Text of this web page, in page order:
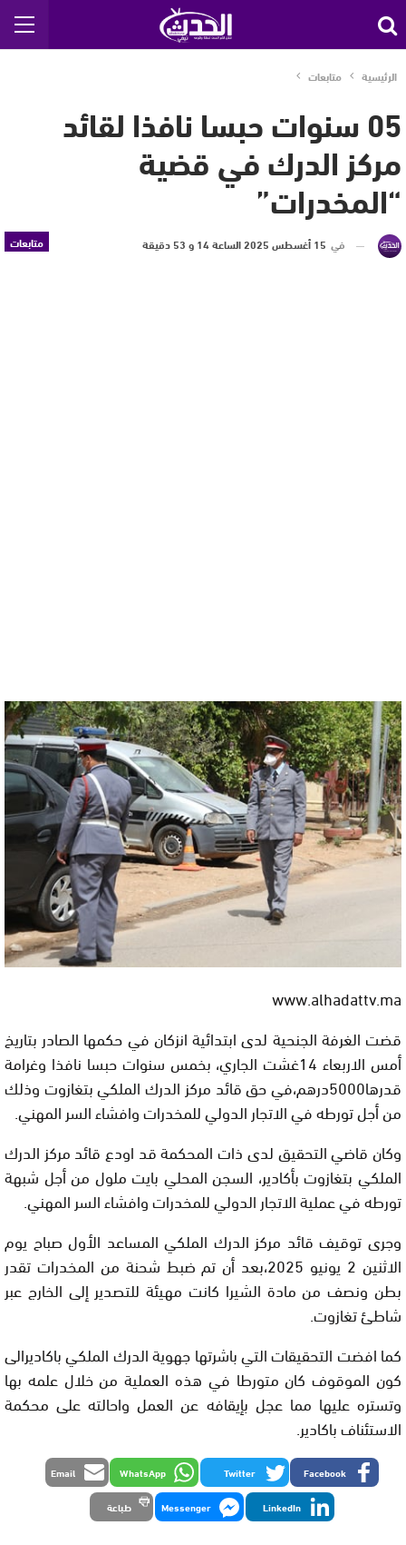
الرئيسية متابعات
05 سنوات حبسا نافذا لقائد
مركز الدرك في قضية
“المخدرات”
متابعات في 15 أغسطس 2025 الساعة 14 و 53 دقيقة
www.alhadattv.ma
قضت الغرفة الجنحية لدى ابتدائية انزكان في حكمها الصادر بتاريخ
أمس الاربعاء 14غشت الجاري، بخمس سنوات حبسا نافذا وغرامة
قدرها5000درهم،في حق قائد مركز الدرك الملكي بتغازوت وذلك
من أجل تورطه في الاتجار الدولي للمخدرات وافشاء السر المهني.
وكان قاضي التحقيق لدى ذات المحكمة قد اودع قائد مركز الدرك
الملكي بتغازوت بأكادير، السجن المحلي بايت ملول من أجل شبهة
تورطه في عملية الاتجار الدولي للمخدرات وافشاء السر المهني.
وجرى توقيف قائد مركز الدرك الملكي المساعد الأول صباح يوم
الاثنين 2 يونيو 2025،بعد أن تم ضبط شحنة من المخدرات تقدر
بطن ونصف من مادة الشيرا كانت مهيئة للتصدير إلى الخارج عبر
شاطئ تغازوت.
كما افضت التحقيقات التي باشرتها جهوية الدرك الملكي باكاديرالى
كون الموقوف كان متورطا في هذه العملية من خلال علمه بها
وتستره عليها مما عجل بإيقافه عن العمل واحالته على محكمة
الاستئناف باكادير.
Facebook
Twitter
WhatsApp
Email
LinkedIn
Messenger طباعة